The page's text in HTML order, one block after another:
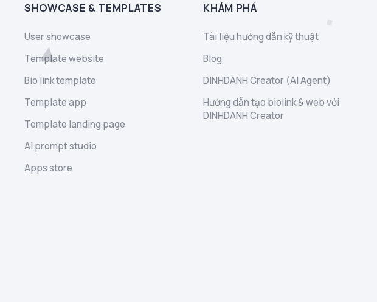
SHOWCASE & TEMPLATES
User showcase
Template website
Bio link template
Template app
Template landing page
AI prompt studio
Apps store
KHÁM PHÁ
Tài liệu hướng dẫn kỹ thuật
Blog
DINHDANH Creator (AI Agent)
Hướng dẫn tạo biolink & web với
DINHDANH Creator